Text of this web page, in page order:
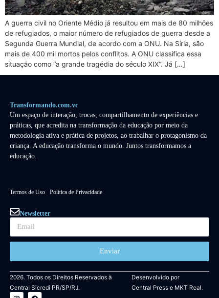
A guerra civil no Oriente Médio já resultou em mais de 80 milhões
de refugiados, o maior número de refugiados de guerra desde a
Segunda Guerra Mundial, de acordo com a ONU. Na Síria, são
mais de 400 mil mortos pelos conflitos. A ONU classifica essa
situação como “a grande tragédia do século XIX“. Já […]
Transformando.com.vc
Um espaço de interação, trocas, compartilhamento de experiências e
práticas, que acredita na transformação da educação por meio da
metodologia ativa e prática de projetos, ao trabalhar o protagonismo da
criança. A educação transforma o mundo. Juntos transformamos a
educação.
Termos de Uso Política de Privacidade
Newsletter
Enviar
2026. Todos os Direitos Reservados à
Central Sicredi PR/SP/RJ.
Desenvolvido por
Central Presse MKT Real.